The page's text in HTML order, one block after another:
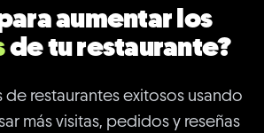
aumentar los
de tu restaurante?
de restaurantes exitosos usando
más visitas, pedidos y reseñas